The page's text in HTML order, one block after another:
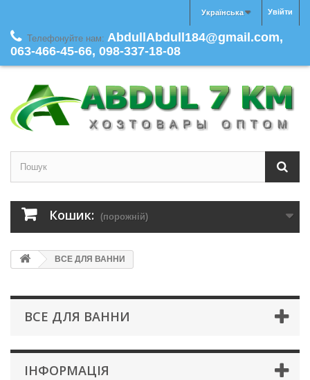
Увійти
Українська
Телефонуйте нам: AbdullAbdull184@gmail.com,
063-466-45-66, 098-337-18-08
Кошик: (порожній)
ВСЕ ДЛЯ ВАННИ
ВСЕ ДЛЯ ВАННИ
IНФОРМАЦIЯ